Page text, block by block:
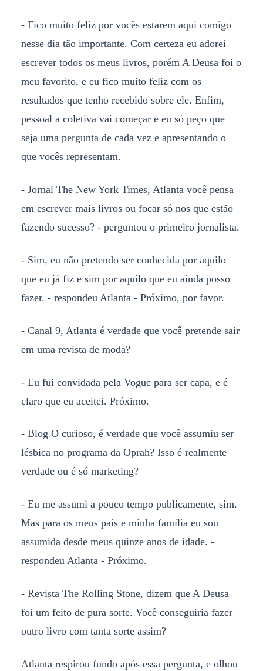
- Fico muito feliz por vocês estarem aqui comigo
nesse dia tão importante. Com certeza eu adorei
escrever todos os meus livros, porém A Deusa foi o
meu favorito, e eu fico muito feliz com os
resultados que tenho recebido sobre ele. Enfim,
pessoal a coletiva vai começar e eu só peço que
seja uma pergunta de cada vez e apresentando o
que vocês representam.
- Jornal The New York Times, Atlanta você pensa
em escrever mais livros ou focar só nos que estão
fazendo sucesso? - perguntou o primeiro jornalista.
- Sim, eu não pretendo ser conhecida por aquilo
que eu já fiz e sim por aquilo que eu ainda posso
fazer. - respondeu Atlanta - Próximo, por favor.
- Canal 9, Atlanta é verdade que você pretende sair
em uma revista de moda?
- Eu fui convidada pela Vogue para ser capa, e é
claro que eu aceitei. Próximo.
- Blog O curioso, é verdade que você assumiu ser
lésbica no programa da Oprah? Isso é realmente
verdade ou é só marketing?
- Eu me assumi a pouco tempo publicamente, sim.
Mas para os meus pais e minha família eu sou
assumida desde meus quinze anos de idade. -
respondeu Atlanta - Próximo.
- Revista The Rolling Stone, dizem que A Deusa
foi um feito de pura sorte. Você conseguiria fazer
outro livro com tanta sorte assim?
Atlanta respirou fundo após essa pergunta, e olhou